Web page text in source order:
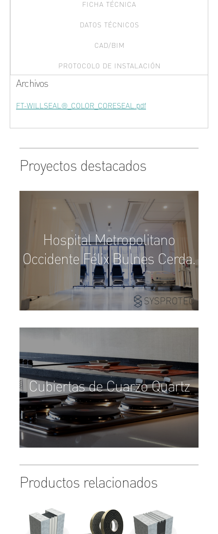
FICHA TÉCNICA
DATOS TÉCNICOS
CAD/BIM
PROTOCOLO DE INSTALACIÓN
Archivos
FT-WILLSEAL®_COLOR_CORESEAL.pdf
Proyectos destacados
Hospital Metropolitano
Occidente Félix Bulnes Cerda.
Cubiertas de Cuarzo Quartz
Productos relacionados